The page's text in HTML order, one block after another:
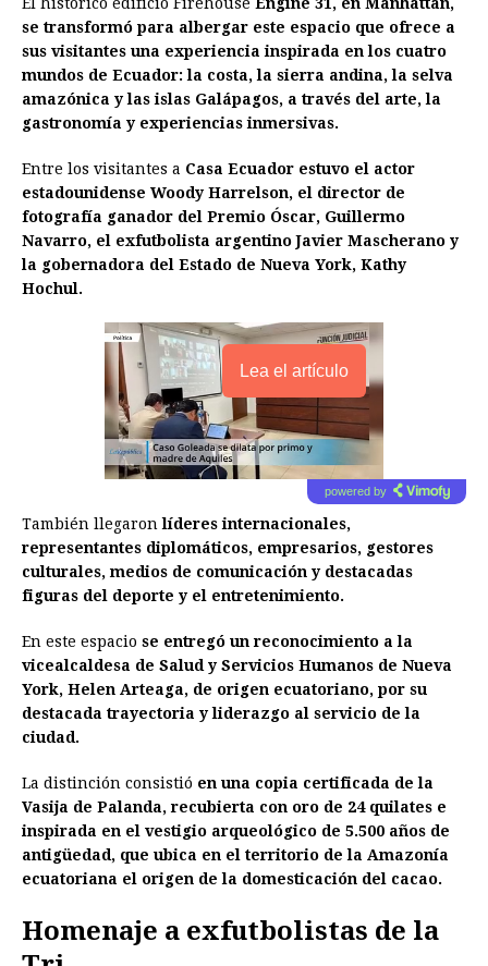
se transformó para albergar este espacio que ofrece a
sus visitantes una experiencia inspirada en los cuatro
mundos de Ecuador: la costa, la sierra andina, la selva
amazónica y las islas Galápagos, a través del arte, la
gastronomía y experiencias inmersivas.
Entre los visitantes a Casa Ecuador estuvo el actor
estadounidense Woody Harrelson, el director de
fotografía ganador del Premio Óscar, Guillermo
Navarro, el exfutbolista argentino Javier Mascherano y
la gobernadora del Estado de Nueva York, Kathy
Hochul.
Lea el artículo
powered by
También llegaron líderes internacionales,
representantes diplomáticos, empresarios, gestores
culturales, medios de comunicación y destacadas
figuras del deporte y el entretenimiento.
En este espacio se entregó un reconocimiento a la
vicealcaldesa de Salud y Servicios Humanos de Nueva
York, Helen Arteaga, de origen ecuatoriano, por su
destacada trayectoria y liderazgo al servicio de la
ciudad.
La distinción consistió en una copia certificada de la
Vasija de Palanda, recubierta con oro de 24 quilates e
inspirada en el vestigio arqueológico de 5.500 años de
antigüedad, que ubica en el territorio de la Amazonía
ecuatoriana el origen de la domesticación del cacao.
Homenaje a exfutbolistas de la